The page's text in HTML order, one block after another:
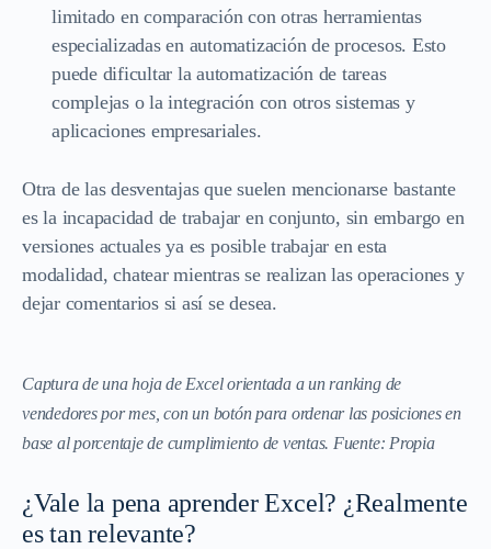
limitado en comparación con otras herramientas
especializadas en automatización de procesos. Esto
puede dificultar la automatización de tareas
complejas o la integración con otros sistemas y
aplicaciones empresariales.
Otra de las desventajas que suelen mencionarse bastante
es la incapacidad de trabajar en conjunto, sin embargo en
versiones actuales ya es posible trabajar en esta
modalidad, chatear mientras se realizan las operaciones y
dejar comentarios si así se desea.
Captura de una hoja de Excel orientada a un ranking de
vendedores por mes, con un botón para ordenar las posiciones en
base al porcentaje de cumplimiento de ventas. Fuente: Propia
¿Vale la pena aprender Excel? ¿Realmente
es tan relevante?